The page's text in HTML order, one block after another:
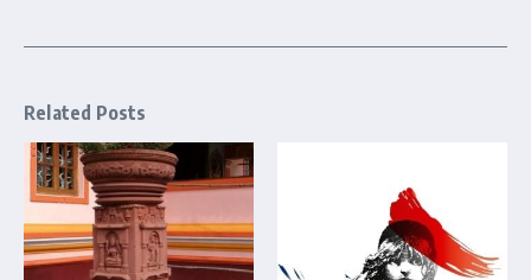
Related Posts